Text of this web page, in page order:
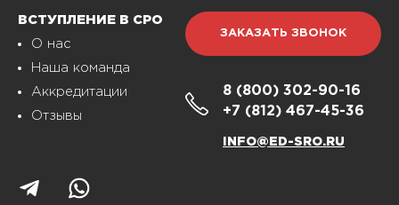
ВСТУПЛЕНИЕ В СРО
О нас
Наша команда
Аккредитации
Отзывы
ЗАКАЗАТЬ ЗВОНОК
8 (800) 302-90-16
+7 (812) 467-45-36
INFO@ED-SRO.RU